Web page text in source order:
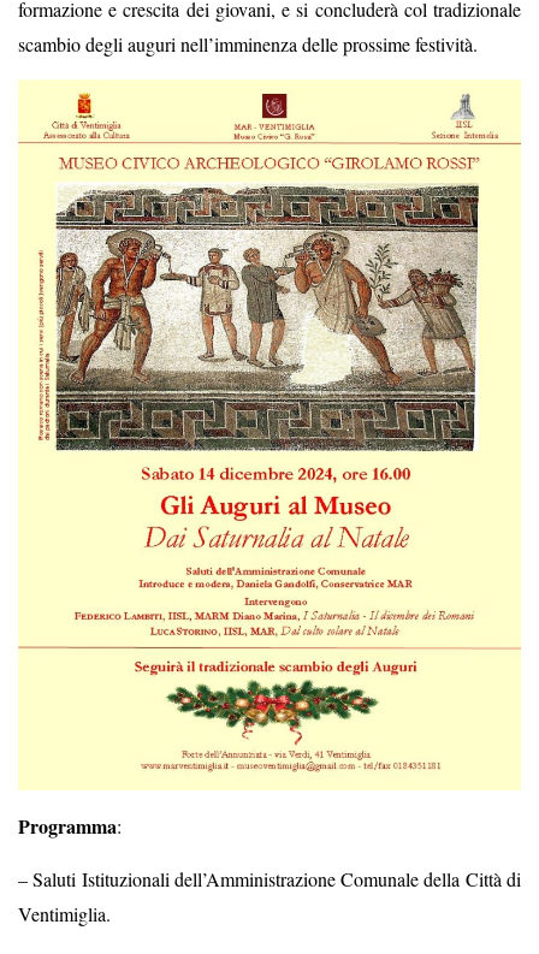
formazione e crescita dei giovani, e si concluderà col tradizionale
scambio degli auguri nell’imminenza delle prossime festività.
Programma:
– Saluti Istituzionali dell’Amministrazione Comunale della Città di
Ventimiglia.